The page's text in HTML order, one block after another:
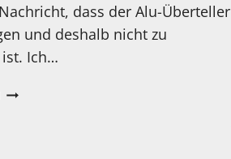
dass der Alu-Überteller
und deshalb nicht zu
Ich…
FORTSCHRITTSBERICHT